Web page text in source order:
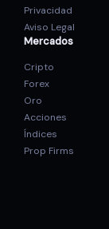
Privacidad
Aviso Legal
Mercados
Cripto
Forex
Oro
Acciones
Índices
Prop Firms